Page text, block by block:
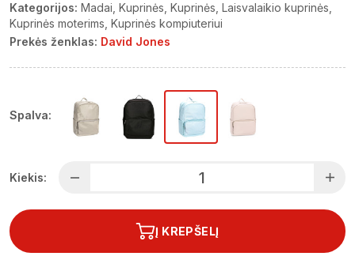
Kategorijos: Madai Kuprinės Kuprinės Laisvalaikio kuprinės
Kuprinės moterims Kuprinės kompiuteriui
Prekės ženklas: David Jones
Spalva:
Kiekis:
Į KREPŠELĮ